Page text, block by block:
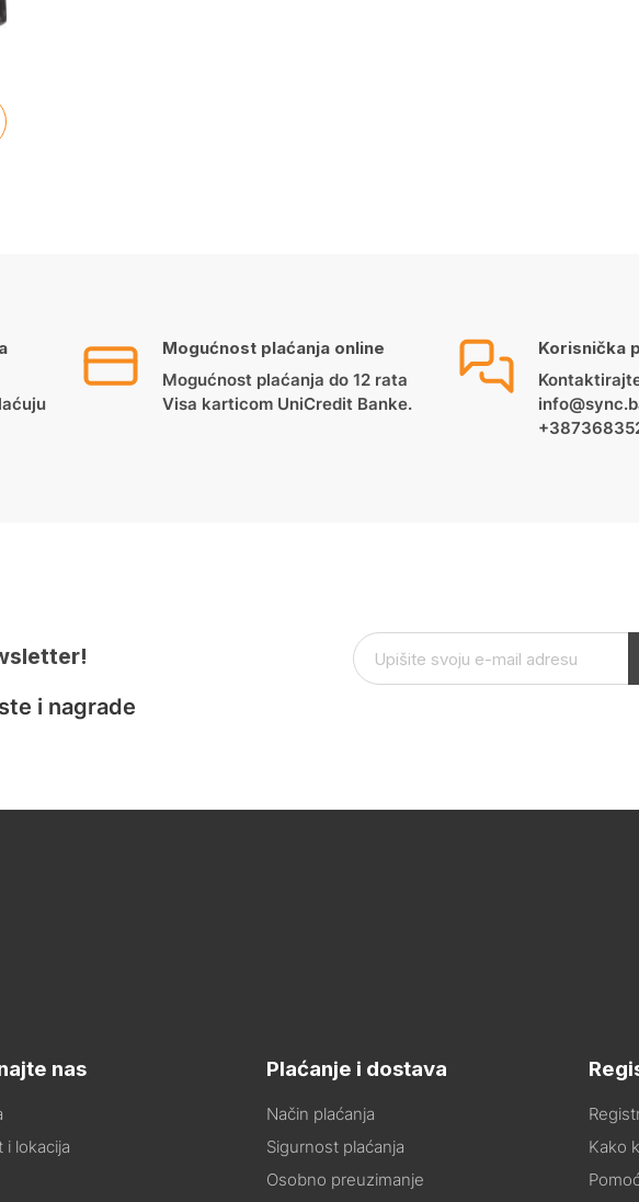
Mogućnost plaćanja online
Mogućnost plaćanja do 12 rata
Visa karticom UniCredit Banke.
Korisnička
i nagrade
nas
i lokacija
Plaćanje i dostava
Način plaćanja
Sigurnost plaćanja
Osobno preuzimanje
Kako